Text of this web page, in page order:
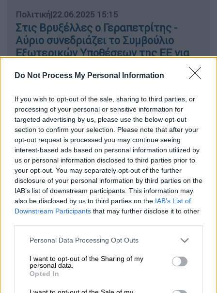
Do Not Process My Personal Information
If you wish to opt-out of the sale, sharing to third parties, or
processing of your personal or sensitive information for
targeted advertising by us, please use the below opt-out
section to confirm your selection. Please note that after your
opt-out request is processed you may continue seeing
interest-based ads based on personal information utilized by
us or personal information disclosed to third parties prior to
your opt-out. You may separately opt-out of the further
disclosure of your personal information by third parties on the
IAB’s list of downstream participants. This information may
also be disclosed by us to third parties on the IAB’s List of
Downstream Participants that may further disclose it to other
Please note that this website/app uses one or more Google
not limited to your visit or usage behaviour. You may click to
grant or deny consent to Google and its third-party tags to
use your data for below specified purposes in below Google
consent section.
Personal Data Processing Opt Outs
I want to opt-out of the Sharing of my
personal data.
Opted In
Πολιτική|22.06.2025 15:15
Στις Βρυξέλλες ο Γεραπετρίτης -
Αύριο συνεδριάζει το Συμβούλιο
Εξωτερικών Υποθέσεων της ΕΕ για
Κατά τη διάρκεια τηςσυνεδρίασης του
ΚΥΣΕΑέγινε αξιολόγηση των εξελίξεων στη
Μέση Ανατολή, μετά τους σφοδρούς
αμερικανικούς βομβαρδισμούς των τριών
πυρηνικών εγκαταστάσεων του Ιράν σε
Φορντό, Νατάνζ και Ισφαχάν.
Προτεραιότητα τηςΕλλάδαςπαραμένει η
ασφάλεια των πολιτών της στην περιοχή.
Ταυτόχρονα, ηκυβέρνηση– μέσω του
Υπουργείου Ναυτιλίας και Νησιωτικής
Πολιτική ς - έχει προβεί στις απαραίτητες
ενέργειες ενημέρωσης προς τη ναυτιλιακή
κοινότητα με συστάσεις παραμονής σε